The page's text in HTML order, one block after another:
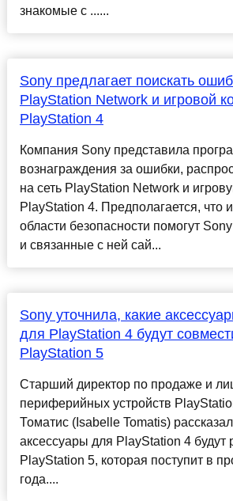
знакомые с ......
Sony предлагает поискать
PlayStation Network и игровой
PlayStation 4
Компания Sony представила
вознаграждения за ошибки,
на сеть PlayStation Network и
PlayStation 4. Предполагается, что
области безопасности помогут
и связанные с ней сай...
Sony уточнила, какие
для PlayStation 4 будут
PlayStation 5
Старший директор по продаже и
периферийных устройств
Томатис (Isabelle Tomatis)
аксессуары для PlayStation 4 будут
PlayStation 5, которая поступит в
года....